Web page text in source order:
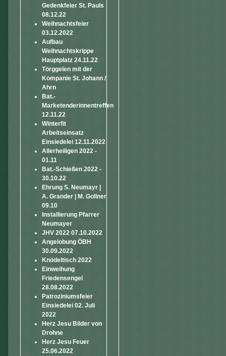
Gedenkfeier St. Pauls
08.12.22
Weihnachtsfeier
03.12.2022
Aufbau
Weihnachtskrippe
Hauptplatz 24.11.22
Törggelen mit der
Kompanie St. Johann /
Ahrn
Bat.-
Marketenderinnentreffen
12.11.22
Winterfit
Arbeitseinsatz
Einsiedelei 12.11.2022
Allerheiligen 2022 -
01.11
Bat.-Schießen 2022 -
30.10.22
Ehrung S. Neumayr |
A. Grander | M. Gollner
09.10
Installierung Pfarrer
Neumayer
JHV 2022 07.10.2022
Angelobung ÖBH
30.09.2022
Knödeltisch 2022
Einweihung
Friedensengel
28.08.2022
Patroziniumsfeier
Einsiedelei 02. Juli
2022
Herz Jesu Bilder von
Drohne
Herz Jesu Feuer
25.06.2022